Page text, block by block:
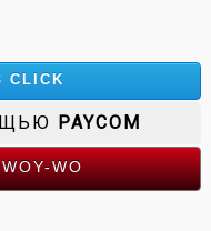
PAYCOM
WO